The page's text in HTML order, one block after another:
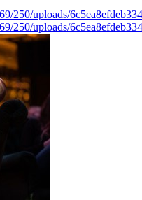
250/uploads/
250/uploads/